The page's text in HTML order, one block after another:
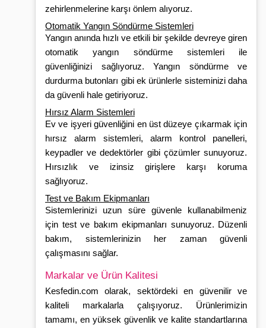
zehirlenmelerine karşı önlem alıyoruz.
Otomatik Yangın Söndürme Sistemleri
Yangın anında hızlı ve etkili bir şekilde devreye giren
otomatik yangın söndürme sistemleri ile
güvenliğinizi sağlıyoruz. Yangın söndürme ve
durdurma butonları gibi ek ürünlerle sisteminizi daha
da güvenli hale getiriyoruz.
Hırsız Alarm Sistemleri
Ev ve işyeri güvenliğini en üst düzeye çıkarmak için
hırsız alarm sistemleri, alarm kontrol panelleri,
keypadler ve dedektörler gibi çözümler sunuyoruz.
Hırsızlık ve izinsiz girişlere karşı koruma
sağlıyoruz.
Test ve Bakım Ekipmanları
Sistemlerinizi uzun süre güvenle kullanabilmeniz
için test ve bakım ekipmanları sunuyoruz. Düzenli
bakım, sistemlerinizin her zaman güvenli
çalışmasını sağlar.
Markalar ve Ürün Kalitesi
Kesfedin.com olarak, sektördeki en güvenilir ve
kaliteli markalarla çalışıyoruz. Ürünlerimizin
tamamı, en yüksek güvenlik ve kalite standartlarına